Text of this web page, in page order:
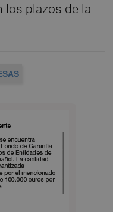
los plazos de la